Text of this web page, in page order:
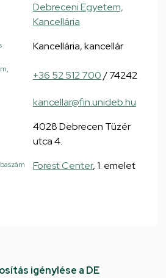
Debreceni Egyetem,
Kancellária
Kancellária, kancellár
+36 52 512 700/ 74242
kancellar@fin.unideb.hu
4028 Debrecen Tüzér
utca 4.
Forest Center, 1. emelet
igénylése a DE